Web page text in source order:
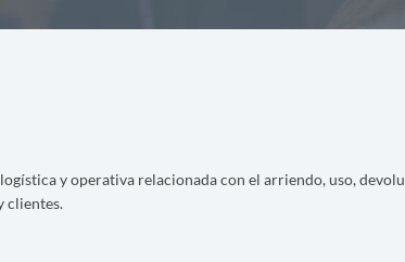
y operativa relacionada con el arriendo, uso,
clientes.